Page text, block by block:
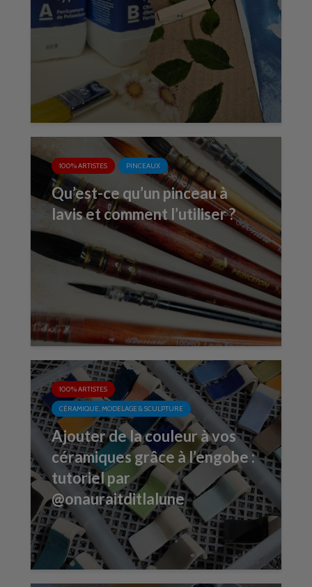
100% ARTISTES PINCEAUX
Qu’est-ce qu’un pinceau à
lavis et comment l’utiliser ?
100% ARTISTES
CÉRAMIQUE, MODELAGE & SCULPTURE
Ajouter de la couleur à vos
céramiques grâce à l’engobe :
tutoriel par
@onauraitditlalune